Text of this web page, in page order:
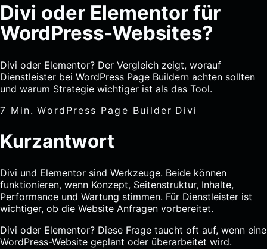
Divi oder Elementor für
WordPress-Websites?
Divi oder Elementor? Der Vergleich zeigt, worauf
Dienstleister bei WordPress Page Buildern achten sollten
und warum Strategie wichtiger ist als das Tool.
7 Min. WordPress Page Builder Divi
Kurzantwort
Divi und Elementor sind Werkzeuge. Beide können
funktionieren, wenn Konzept, Seitenstruktur, Inhalte,
Performance und Wartung stimmen. Für Dienstleister ist
wichtiger, ob die Website Anfragen vorbereitet.
Divi oder Elementor? Diese Frage taucht oft auf, wenn eine
WordPress-Website geplant oder überarbeitet wird.